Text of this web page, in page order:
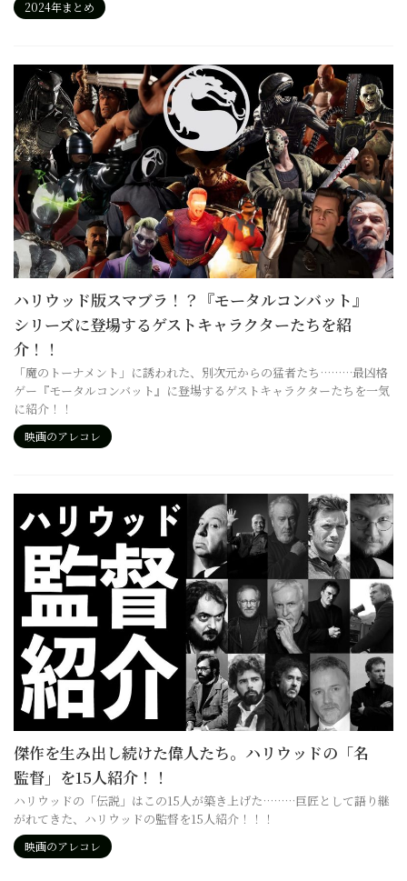
2024年まとめ
ハリウッド版スマブラ！？『モータルコンバット』
シリーズに登場するゲストキャラクターたちを紹
介！！
「魔のトーナメント」に誘われた、別次元からの猛者たち………最凶格
ゲー『モータルコンバット』に登場するゲストキャラクターたちを一気
に紹介！！
映画のアレコレ
傑作を生み出し続けた偉人たち。ハリウッドの「名
監督」を15人紹介！！
ハリウッドの「伝説」はこの15人が築き上げた………巨匠として語り継
がれてきた、ハリウッドの監督を15人紹介！！！
映画のアレコレ